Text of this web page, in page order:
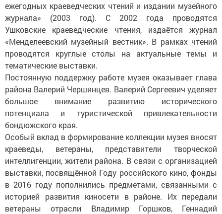
ежегодных краеведческих чтений и издании музейного
журнала» (2003 год). С 2002 года проводятся
Ушковские краеведческие чтения, издаётся журнал
«Менделеевский музейный вестник». В рамках чтений
проводятся круглые столы на актуальные темы и
тематические выставки.
Постоянную поддержку работе музея оказывает глава
района Валерий Чершинцев. Валерий Сергеевич уделяет
большое внимание развитию исторического
потенциала и туристической привлекательности
бондюжского края.
Особый вклад в формирование коллекции музея вносят
краеведы, ветераны, представители творческой
интеллигенции, жители района. В связи с организацией
выставки, посвящённой Году российского кино, фонды
в 2016 году пополнились предметами, связанными с
историей развития киносети в районе. Их передали
ветераны отрасли Владимир Горшков, Геннадий